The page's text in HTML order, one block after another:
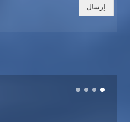
إرسال